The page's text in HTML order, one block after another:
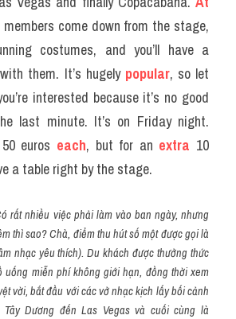
come down from the stage,
them. It’s hugely popular, so let
interested because it’s no good
last minute. It’s on Friday night.
euros each, but for an extra 10
a table right by the stage.
rất nhiều việc phải làm vào ban ngày, nhưng
thì sao? Chà, điểm thu hút số một được gọi là
nhạc yêu thích). Du khách được thưởng thức
uống miễn phí không giới hạn, đồng thời xem
vời, bắt đầu với các vở nhạc kịch lấy bối cảnh
Dương đến Las Vegas và cuối cùng là